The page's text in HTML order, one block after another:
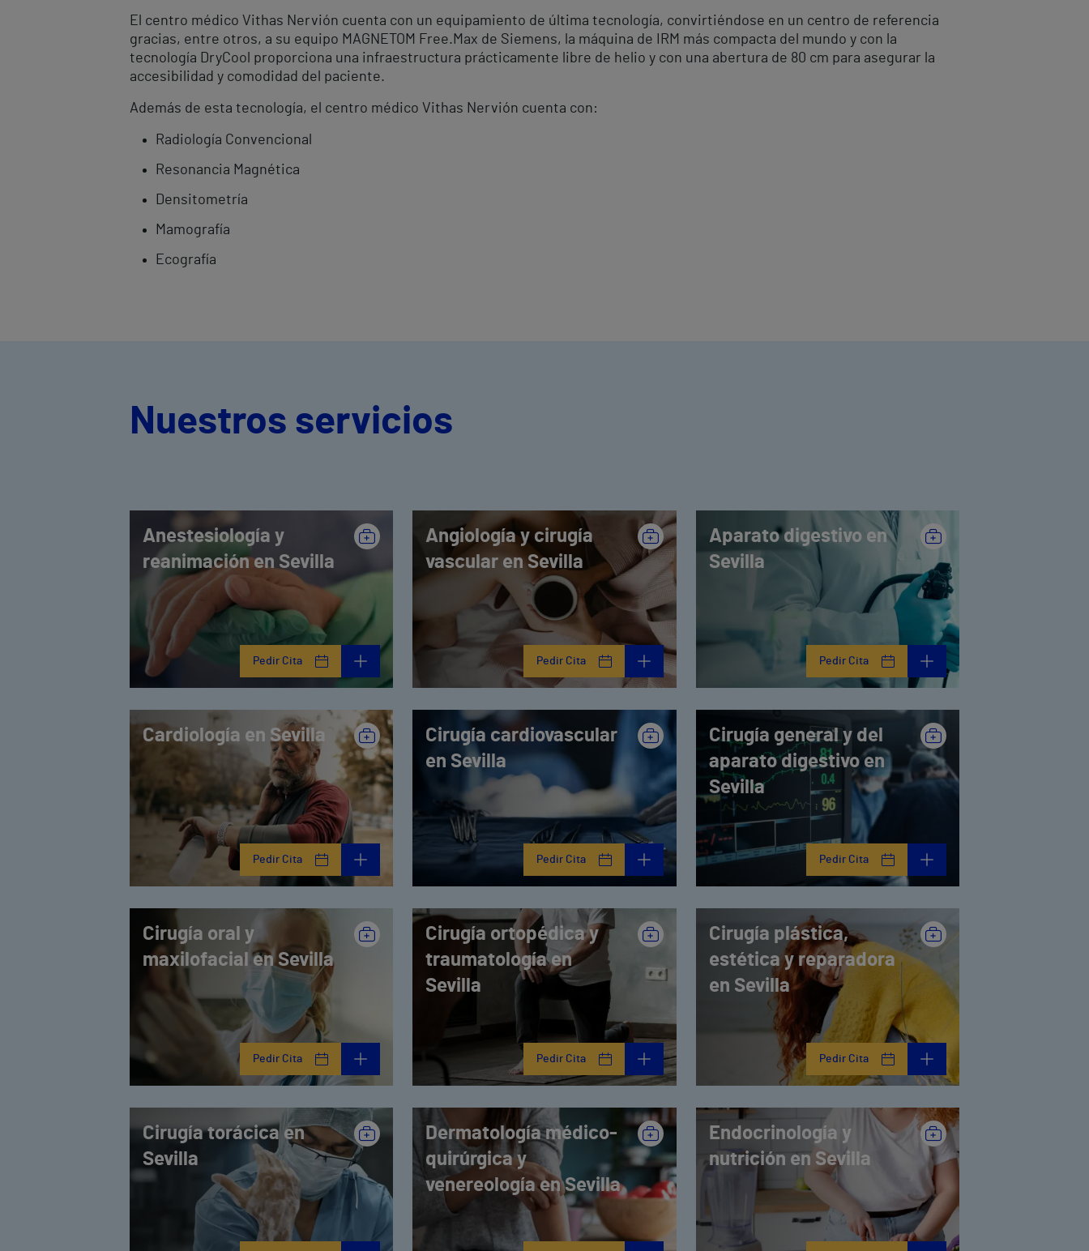
El centro médico Vithas Nervión cuenta con un equipamiento de última tecnología, convirtiéndose en un centro de referencia
gracias, entre otros, a su equipo MAGNETOM Free.Max de Siemens, la máquina de IRM más compacta del mundo y con la
tecnología DryCool proporciona una infraestructura prácticamente libre de helio y con una abertura de 80 cm para asegurar la
accesibilidad y comodidad del paciente.
Además de esta tecnología, el centro médico Vithas Nervión cuenta con:
Radiología Convencional
Resonancia Magnética
Densitometría
Mamografía
Ecografía
Nuestros servicios
Anestesiología y
reanimación en Sevilla
Pedir Cita
Angiología y cirugía
vascular en Sevilla
Pedir Cita
Aparato digestivo en
Sevilla
Pedir Cita
Cardiología en Sevilla
Pedir Cita
Cirugía cardiovascular
en Sevilla
Pedir Cita
Cirugía general y del
aparato digestivo en
Sevilla
Pedir Cita
Cirugía oral y
maxilofacial en Sevilla
Pedir Cita
Cirugía ortopédica y
traumatología en
Sevilla
Pedir Cita
Cirugía plástica,
estética y reparadora
en Sevilla
Pedir Cita
Cirugía torácica en
Sevilla
Dermatología médico-
quirúrgica y
venereología en Sevilla
Endocrinología y
nutrición en Sevilla